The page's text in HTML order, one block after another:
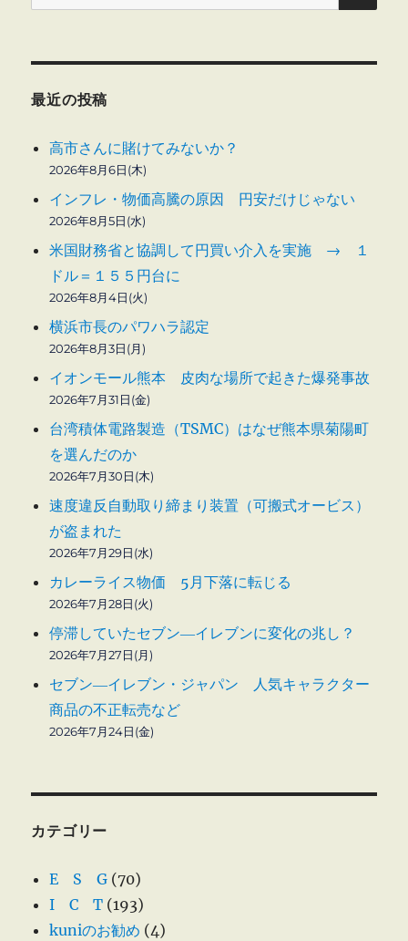
索:
最近の投稿
高市さんに賭けてみないか？
2026年8月6日(木)
インフレ・物価高騰の原因 円安だけじゃない
2026年8月5日(水)
米国財務省と協調して円買い介入を実施 → １
ドル＝１５５円台に
2026年8月4日(火)
横浜市長のパワハラ認定
2026年8月3日(月)
イオンモール熊本 皮肉な場所で起きた爆発事故
2026年7月31日(金)
台湾積体電路製造（TSMC）はなぜ熊本県菊陽町
を選んだのか
2026年7月30日(木)
速度違反自動取り締まり装置（可搬式オービス）
が盗まれた
2026年7月29日(水)
カレーライス物価 5月下落に転じる
2026年7月28日(火)
停滞していたセブン―イレブンに変化の兆し？
2026年7月27日(月)
セブン―イレブン・ジャパン 人気キャラクター
商品の不正転売など
2026年7月24日(金)
カテゴリー
E S G (70)
I C T (193)
kuniのお勧め (4)